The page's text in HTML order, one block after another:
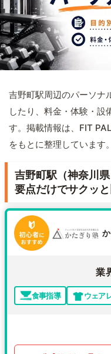
吉野町駅周辺のパーソナ
したり、料金・体験・設
す。掲載情報は、FIT
をもとに整理しています。
吉野町駅（神奈川
要点だけでサクッ
業
食事指導 ウェア